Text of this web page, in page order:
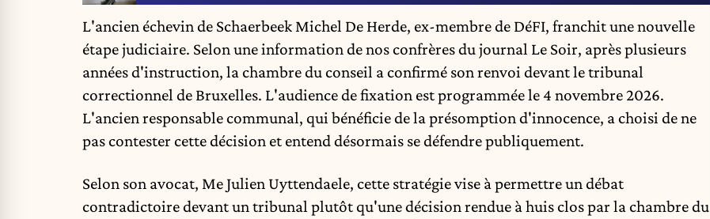
L'ancien échevin de Schaerbeek Michel De Herde, ex-membre de DéFI, franchit une nouvelle
étape judiciaire. Selon une information de nos confrères du journal Le Soir, après plusieurs
années d'instruction, la chambre du conseil a confirmé son renvoi devant le tribunal
correctionnel de Bruxelles. L'audience de fixation est programmée le 4 novembre 2026.
L'ancien responsable communal, qui bénéficie de la présomption d'innocence, a choisi de ne
pas contester cette décision et entend désormais se défendre publiquement.
Selon son avocat, Me Julien Uyttendaele, cette stratégie vise à permettre un débat
contradictoire devant un tribunal plutôt qu'une décision rendue à huis clos par la chambre du